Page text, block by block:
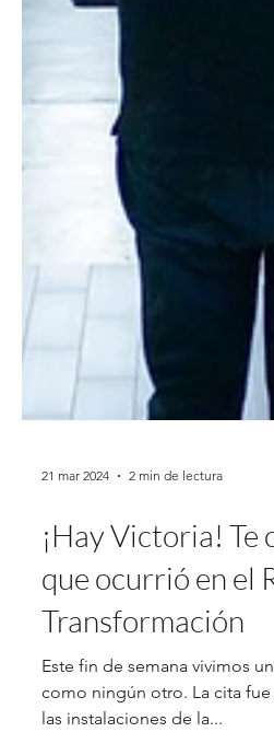
21 mar 2024 2 min de lectura
¡Hay Victoria! Te
que ocurrió en el
Transformación
Este fin de semana vivimos